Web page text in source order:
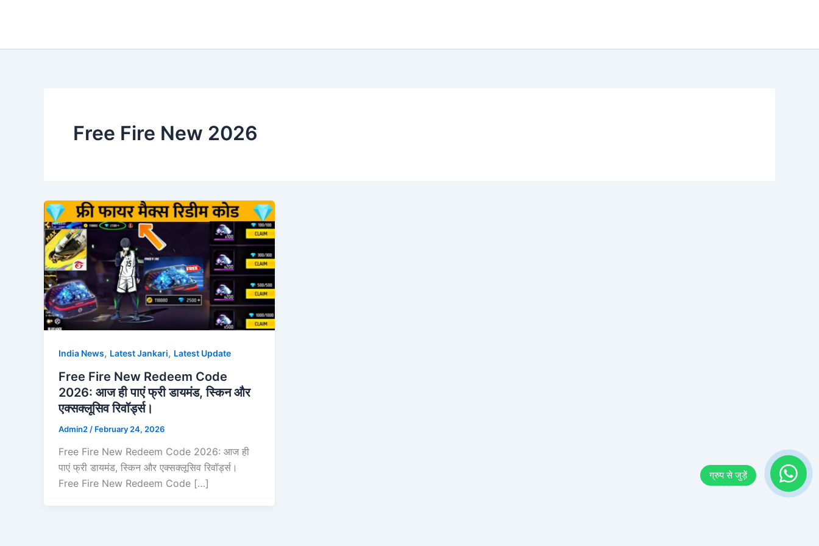
Free Fire New 2026
India News, Latest Jankari, Latest Update
Free Fire New Redeem Code
2026: आज ही पाएं फ्री डायमंड, स्किन और
एक्सक्लूसिव रिवॉर्ड्स।
Admin2 / February 24, 2026
Free Fire New Redeem Code 2026: आज ही
पाएं फ्री डायमंड, स्किन और एक्सक्लूसिव रिवॉर्ड्स।
Free Fire New Redeem Code […]